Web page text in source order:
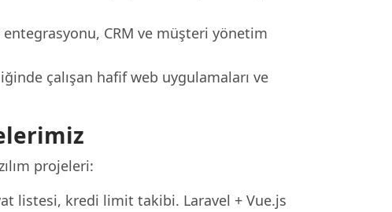
CRM ve müşteri yönetim
çalışan hafif web uygulamaları ve
projeleri:
listesi, kredi limit takibi. Laravel + Vue.js